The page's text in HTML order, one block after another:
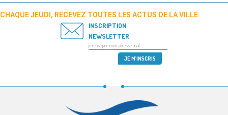
CHAQUE JEUDI, RECEVEZ TOUTES LES ACTUS DE LA VILLE
INSCRIPTION
NEWSLETTER